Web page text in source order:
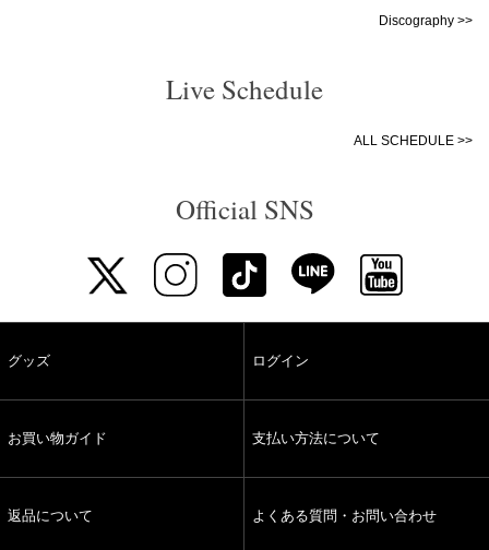
Discography >>
Live Schedule
ALL SCHEDULE >>
Official SNS
グッズ ログイン
お買い物ガイド 支払い方法について
返品について よくある質問・お問い合わせ